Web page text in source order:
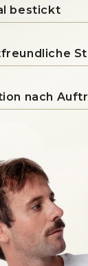
bestickt
nach